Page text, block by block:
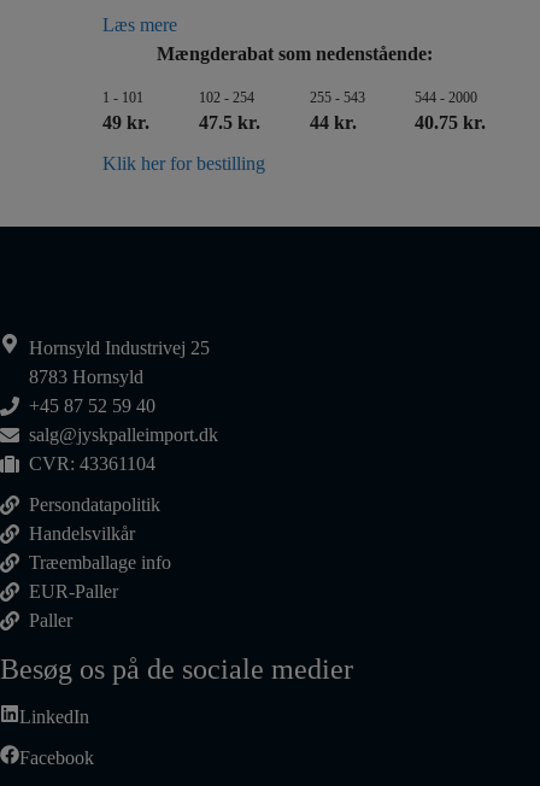
Læs mere
Mængderabat som nedenstående:
1 - 101
49 kr.
102 - 254
47.5 kr.
255 - 543
44 kr.
544 - 2000
40.75 kr.
Klik her for bestilling
Hornsyld Industrivej 25
8783 Hornsyld
+45 87 52 59 40
salg@jyskpalleimport.dk
CVR: 43361104
Persondatapolitik
Handelsvilkår
Træemballage info
EUR-Paller
Paller
Besøg os på de sociale medier
LinkedIn
Facebook